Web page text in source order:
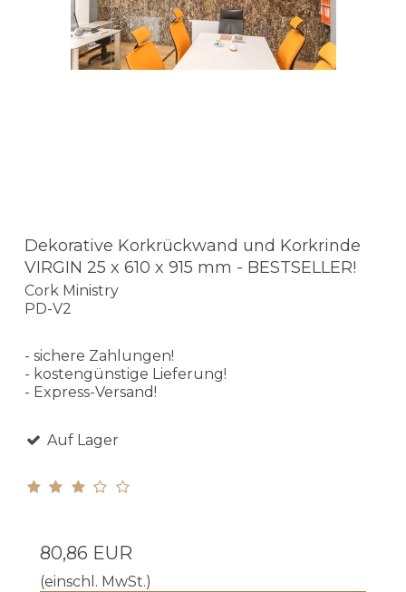
Dekorative Korkrückwand und Korkrinde
VIRGIN 25 x 610 x 915 mm - BESTSELLER!
Cork Ministry
PD-V2
- sichere Zahlungen!
- kostengünstige Lieferung!
- Express-Versand!
Auf Lager
80,86 EUR
(einschl. MwSt.)